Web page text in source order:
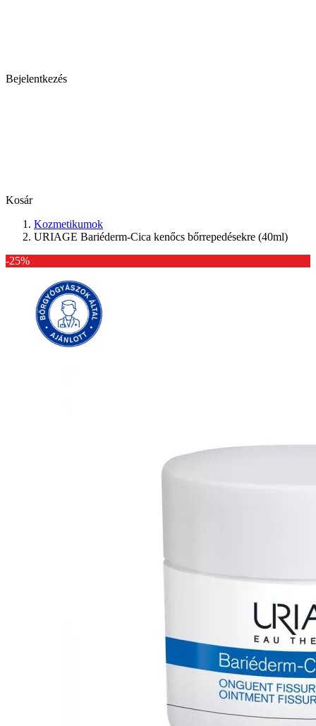
Bejelentkezés
Kosár
Kozmetikumok
URIAGE Bariéderm-Cica kenőcs bőrrepedésekre (40ml)
-25%